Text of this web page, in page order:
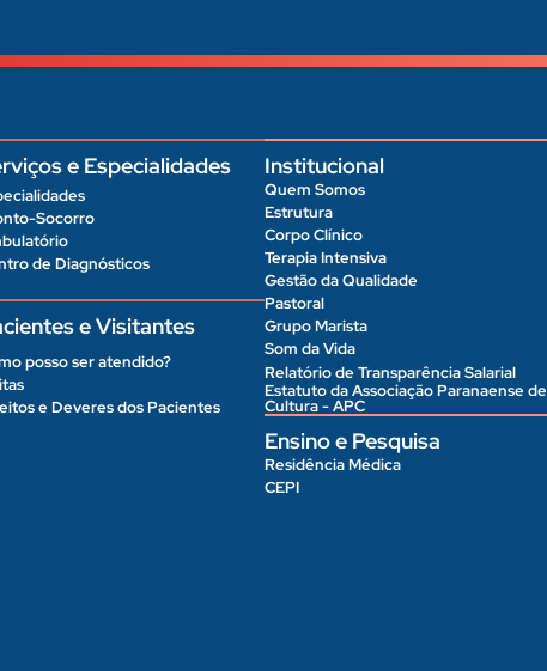
e Especialidades
Socorro
de Diagnósticos
e Visitantes
posso ser atendido?
e Deveres dos Pacientes
Institucional
Quem Somos
Estrutura
Corpo Clínico
Terapia Intensiva
Gestão da Qualidade
Pastoral
Grupo Marista
Som da Vida
Relatório de Transparência Salarial
Estatuto da Associação Paranaense de
Cultura - APC
Ensino e Pesquisa
Residência Médica
CEPI